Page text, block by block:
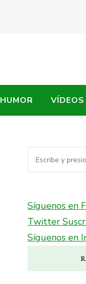
HUMOR VÍDEOS
¿Buscas
algo?
Síguenos en
Twitter
Síguenos en